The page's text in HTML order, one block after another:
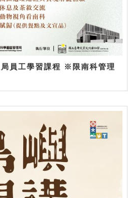
員工學習課程 ※限南科管理